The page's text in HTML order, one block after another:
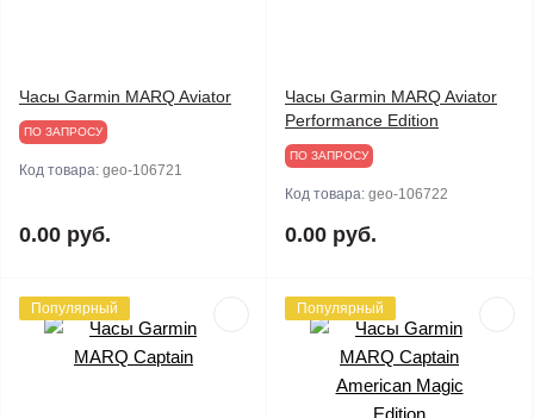
Часы Garmin MARQ Aviator
ПО ЗАПРОСУ
Код товара: geo-106721
0.00 руб.
Часы Garmin MARQ Aviator
Performance Edition
ПО ЗАПРОСУ
Код товара: geo-106722
0.00 руб.
Популярный Популярный